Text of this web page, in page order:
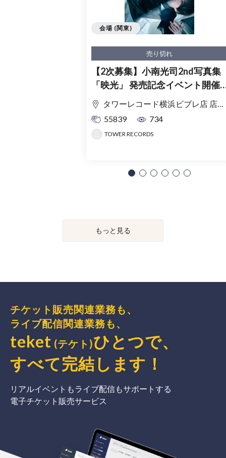
売り切れ
【2次募集】小南光司2nd写真集
「映光」 発売記念イベント開催
決定！
タワーレコード横浜ビブレ店 店内イベントスペース
55839
734
TOWER RECORDS
会場 (関東)
もっと見る
チケット販売関連業務も、
ライブ配信関連業務も、
teket (テケト)ひとつで、
すべて完結 します ！
リアルイベントもライブ配信もサポートする
電子チケット販売サービス